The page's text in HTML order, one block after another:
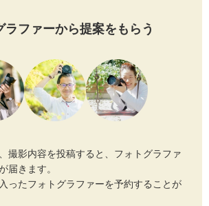
ラファーから提案をもらう
撮影内容を投稿すると、フォトグラファ
届きます。
ったフォトグラファーを予約することが